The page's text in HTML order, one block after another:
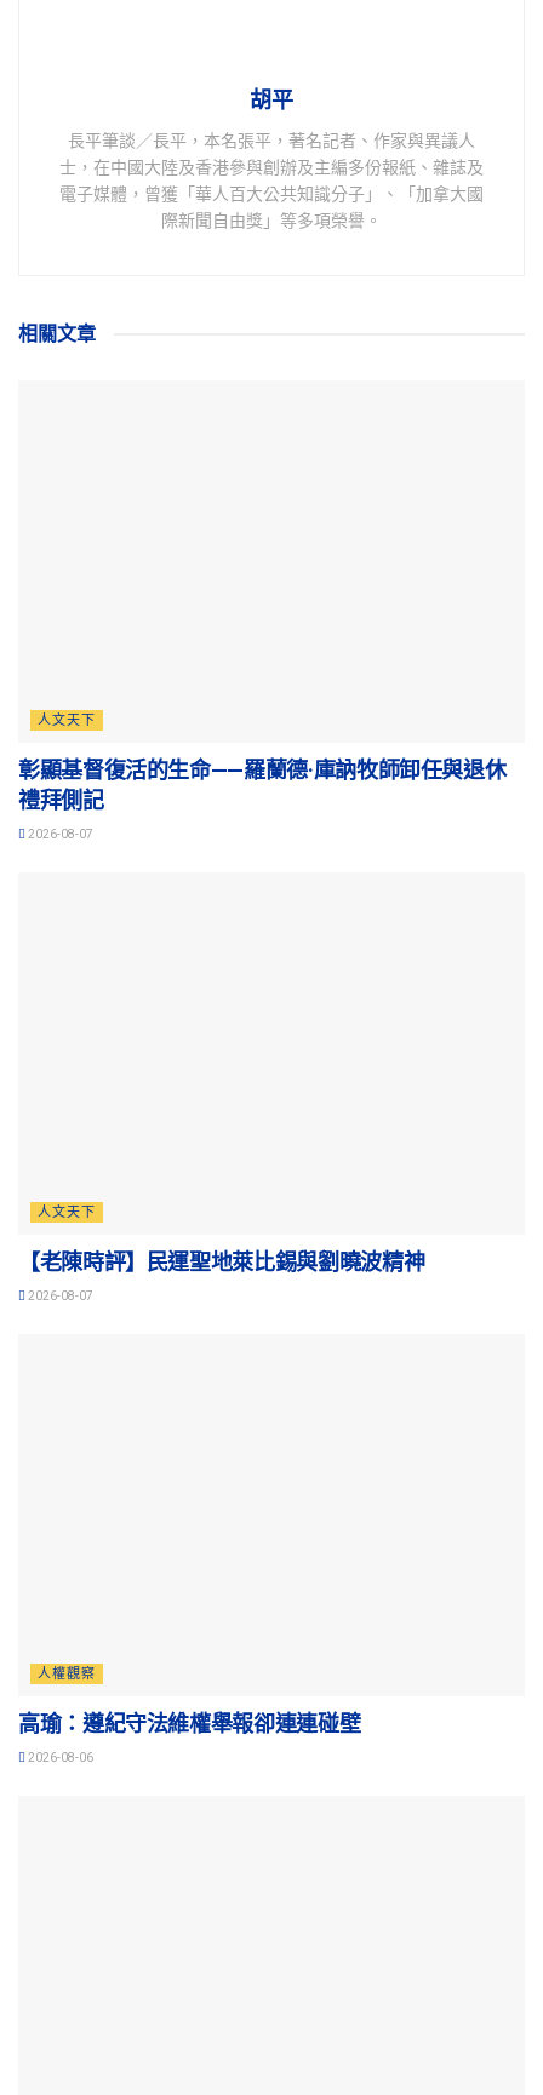
胡平
長平筆談／長平，本名張平，著名記者、作家與異議人
士，在中國大陸及香港參與創辦及主編多份報紙、雜誌及
電子媒體，曾獲「華人百大公共知識分子」、「加拿大國
際新聞自由獎」等多項榮譽。
相關文章
人文天下
彰顯基督復活的生命——羅蘭德·庫訥牧師卸任與退休
禮拜側記
2026-08-07
人文天下
【老陳時評】民運聖地萊比錫與劉曉波精神
2026-08-07
人權觀察
高瑜：遵紀守法維權舉報卻連連碰壁
2026-08-06